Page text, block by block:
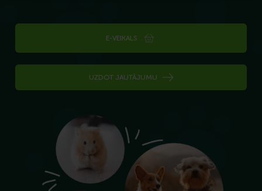
E-VEIKALS
UZDOT JAUTĀJUMU